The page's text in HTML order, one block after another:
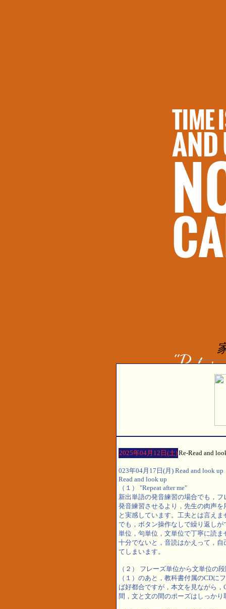
2025年04月12日(土)Re-Read and
023年04月17日(月) Read and look up
Read and look up
（１） "Repeat after me"
新出単語の発音練習の場合でも，
発音練習させるより，先生の肉声
と実感しています。工夫とは言え
でも，ボタン操作なしで繰り返し
単位，句単位，文単位で丁寧に読
十分でないと，音読はかえって，
てしまいます。
（２） フレーズ単位から文単位の
（１）のあと，教科書付属のCDに
ば好都合ですが，本文を見ながら
間，文と文の間のポーズはしっかり